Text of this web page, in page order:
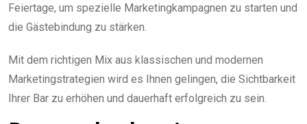
Feiertage, um spezielle Marketingkampagnen zu starten und
die Gästebindung zu stärken.
Mit dem richtigen Mix aus klassischen und modernen
Marketingstrategien wird es Ihnen gelingen, die Sichtbarkeit
Ihrer Bar zu erhöhen und dauerhaft erfolgreich zu sein.